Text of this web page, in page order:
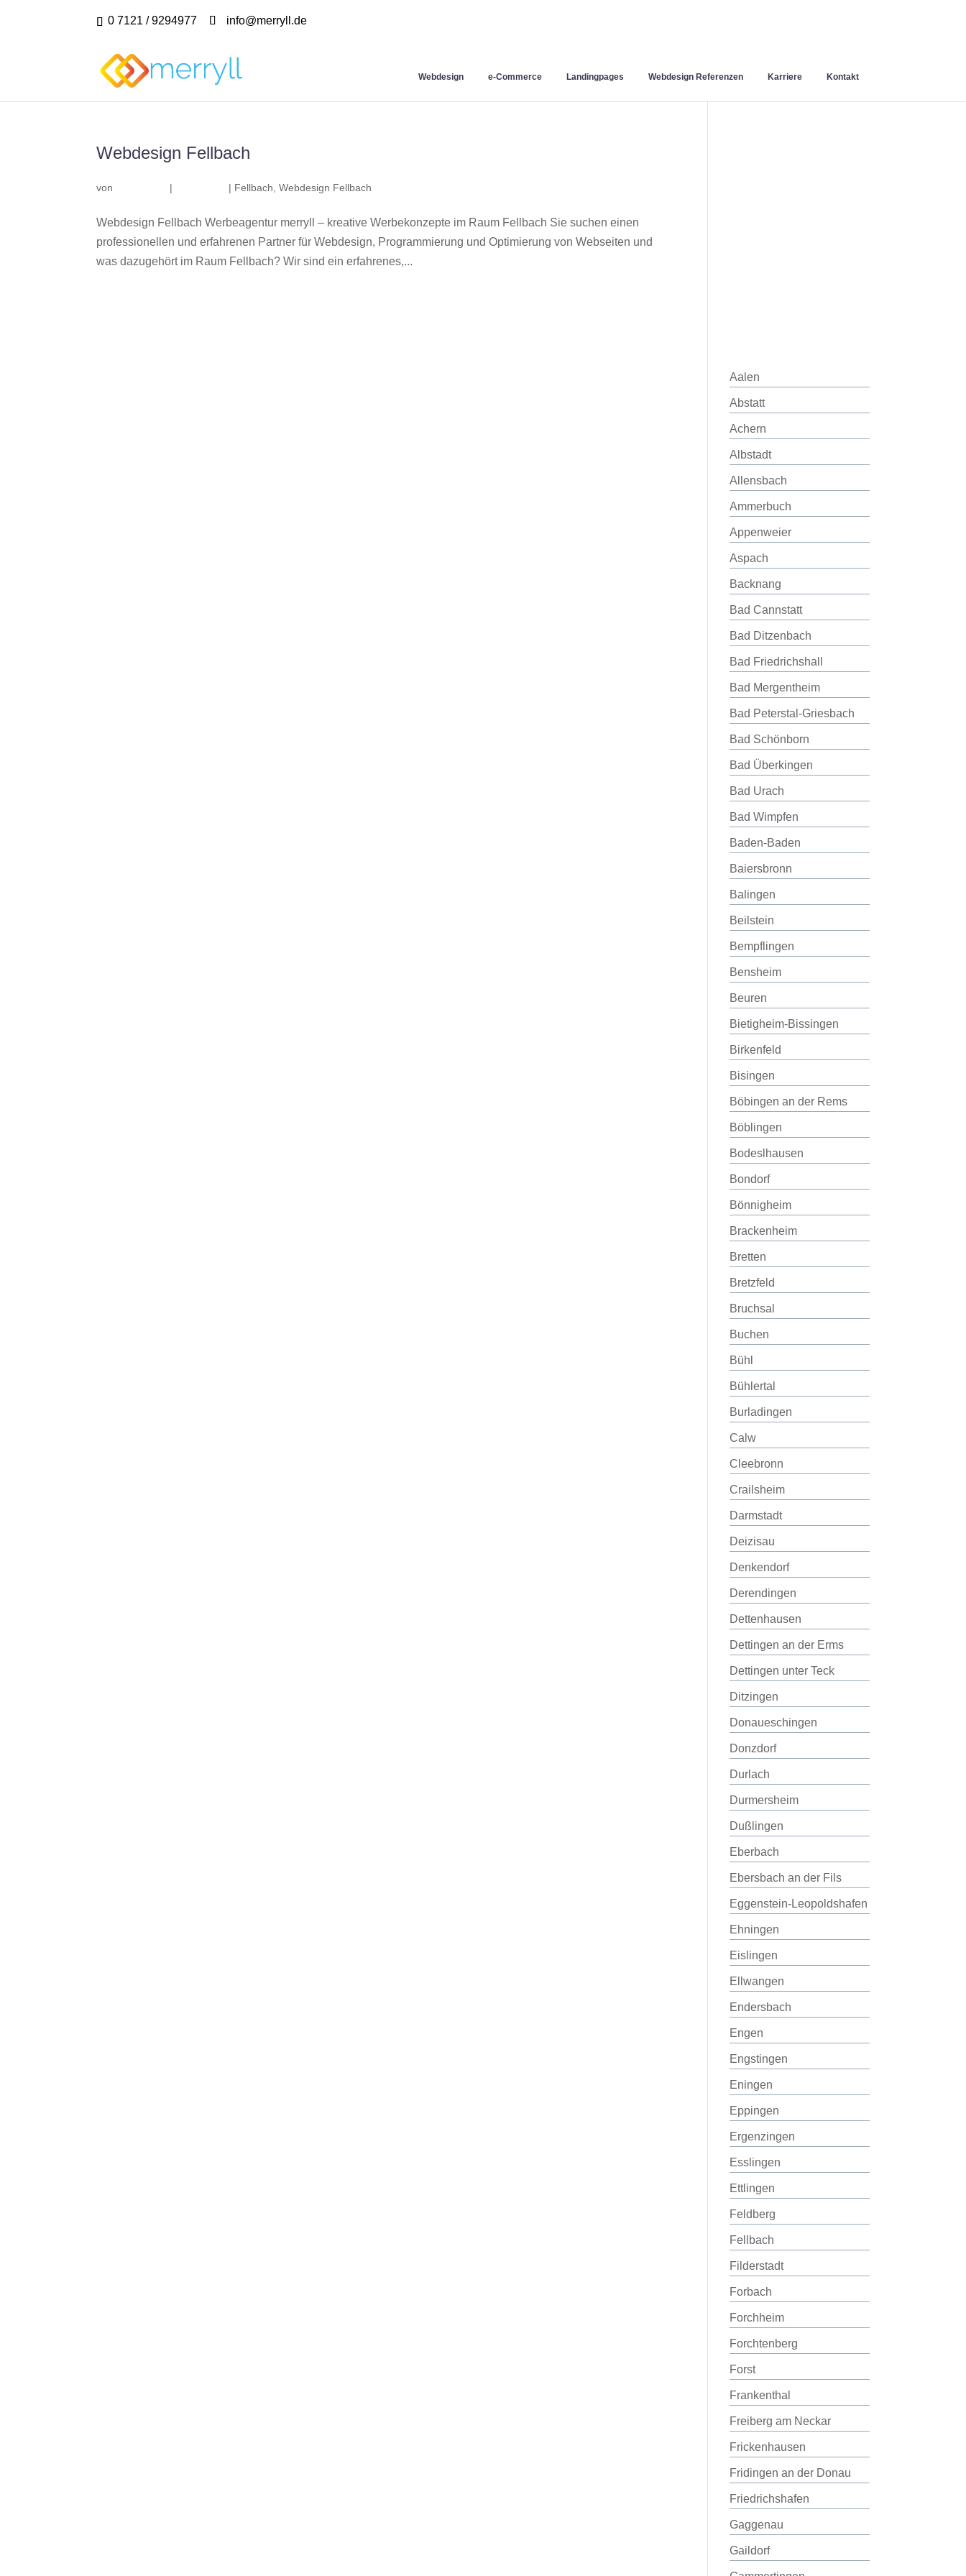
0 7121 / 9294977 info@merryll.de
Webdesign e-Commerce Landingpages Webdesign Referenzen Karriere Kontakt
Webdesign Fellbach
von | | Fellbach ,Webdesign Fellbach
Webdesign Fellbach Werbeagentur merryll – kreative Werbekonzepte im Raum Fellbach Sie suchen einen
professionellen und erfahrenen Partner für Webdesign, Programmierung und Optimierung von Webseiten und
was dazugehört im Raum Fellbach? Wir sind ein erfahrenes,...
Aalen
Abstatt
Achern
Albstadt
Allensbach
Ammerbuch
Appenweier
Aspach
Backnang
Bad Cannstatt
Bad Ditzenbach
Bad Friedrichshall
Bad Mergentheim
Bad Peterstal-Griesbach
Bad Schönborn
Bad Überkingen
Bad Urach
Bad Wimpfen
Baden-Baden
Baiersbronn
Balingen
Beilstein
Bempflingen
Bensheim
Beuren
Bietigheim-Bissingen
Birkenfeld
Bisingen
Böbingen an der Rems
Böblingen
Bodeslhausen
Bondorf
Bönnigheim
Brackenheim
Bretten
Bretzfeld
Bruchsal
Buchen
Bühl
Bühlertal
Burladingen
Calw
Cleebronn
Crailsheim
Darmstadt
Deizisau
Denkendorf
Derendingen
Dettenhausen
Dettingen an der Erms
Dettingen unter Teck
Ditzingen
Donaueschingen
Donzdorf
Durlach
Durmersheim
Dußlingen
Eberbach
Ebersbach an der Fils
Eggenstein-Leopoldshafen
Ehningen
Eislingen
Ellwangen
Endersbach
Engen
Engstingen
Eningen
Eppingen
Ergenzingen
Esslingen
Ettlingen
Feldberg
Fellbach
Filderstadt
Forbach
Forchheim
Forchtenberg
Forst
Frankenthal
Freiberg am Neckar
Frickenhausen
Fridingen an der Donau
Friedrichshafen
Gaggenau
Gaildorf